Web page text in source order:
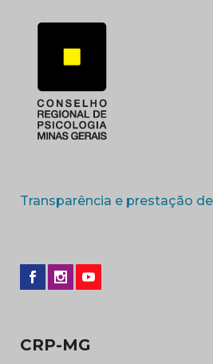
Transparência e prestação
CRP-MG